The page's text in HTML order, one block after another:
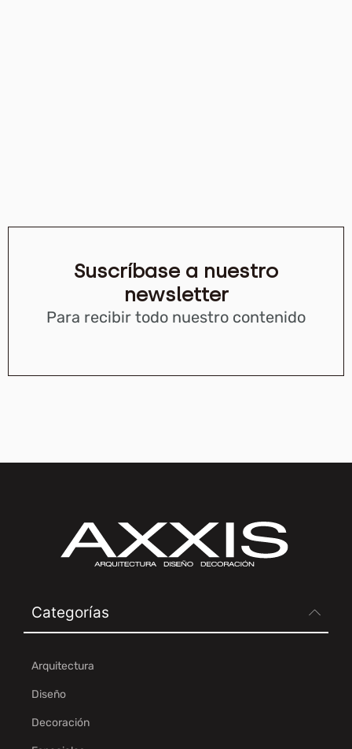
Suscríbase a nuestro
newsletter
Para recibir todo nuestro contenido
Categorías
Arquitectura
Diseño
Decoración